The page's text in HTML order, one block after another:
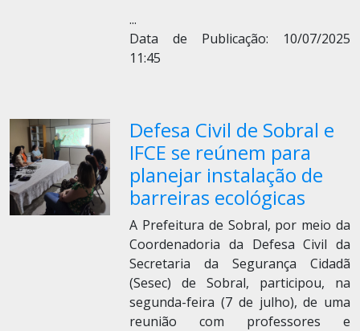
...
Data de Publicação: 10/07/2025
11:45
Defesa Civil de Sobral e
IFCE se reúnem para
planejar instalação de
barreiras ecológicas
A Prefeitura de Sobral, por meio da
Coordenadoria da Defesa Civil da
Secretaria da Segurança Cidadã
(Sesec) de Sobral, participou, na
segunda-feira (7 de julho), de uma
reunião com professores e